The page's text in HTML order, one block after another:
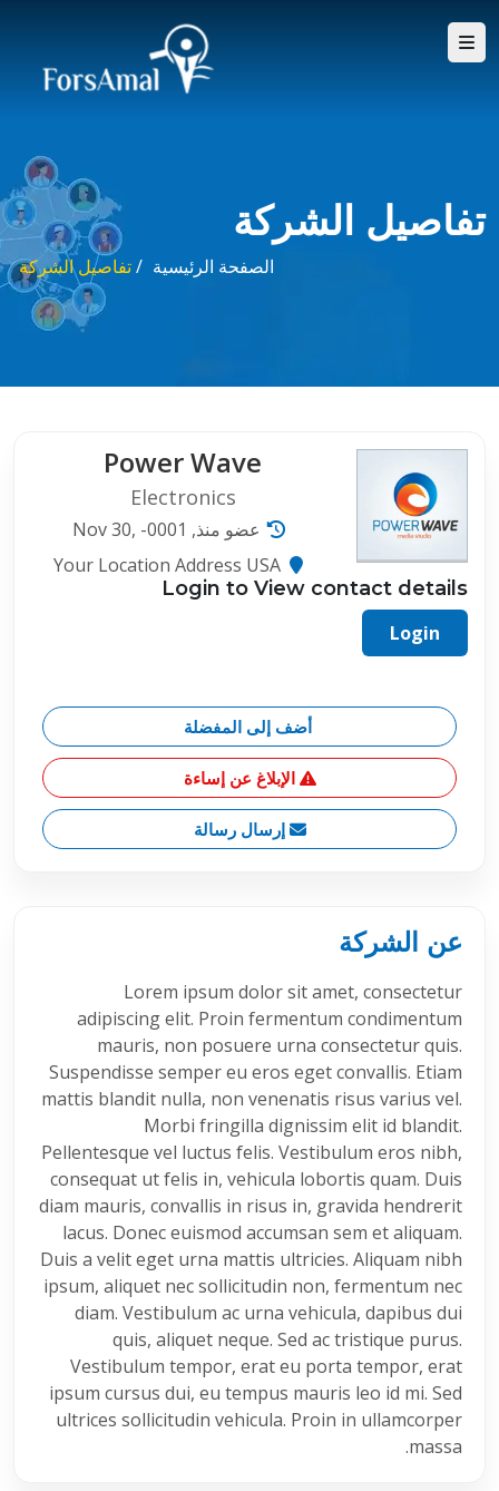
تفاصيل الشركة
الصفحة الرئيسية /تفاصيل الشركة
Power Wave
Electronics
عضو منذ, Nov 30, -0001
Your Location Address USA
Login to View contact details
Login
أضف إلى المفضلة
الإبلاغ عن إساءة
إرسال رسالة
عن الشركة
Lorem ipsum dolor sit amet, consectetur
adipiscing elit. Proin fermentum condimentum
mauris, non posuere urna consectetur quis.
Suspendisse semper eu eros eget convallis. Etiam
mattis blandit nulla, non venenatis risus varius vel.
Morbi fringilla dignissim elit id blandit.
Pellentesque vel luctus felis. Vestibulum eros nibh,
consequat ut felis in, vehicula lobortis quam. Duis
diam mauris, convallis in risus in, gravida hendrerit
lacus. Donec euismod accumsan sem et aliquam.
Duis a velit eget urna mattis ultricies. Aliquam nibh
ipsum, aliquet nec sollicitudin non, fermentum nec
diam. Vestibulum ac urna vehicula, dapibus dui
quis, aliquet neque. Sed ac tristique purus.
Vestibulum tempor, erat eu porta tempor, erat
ipsum cursus dui, eu tempus mauris leo id mi. Sed
ultrices sollicitudin vehicula. Proin in ullamcorper
massa.